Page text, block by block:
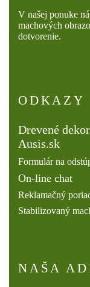
V našej ponuke
machových
dotvorenie.
ODKAZY
Drevené
Ausis.sk
Formulár na
On-line chat
Reklamačný
Stabilizovaný
NAŠA